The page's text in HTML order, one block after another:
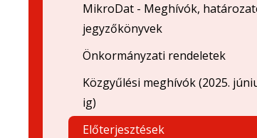
MikroDat - Meghívók,
jegyzőkönyvek
Önkormányzati rendeletek
Közgyűlési meghívók (2025.
ig)
Előterjesztések